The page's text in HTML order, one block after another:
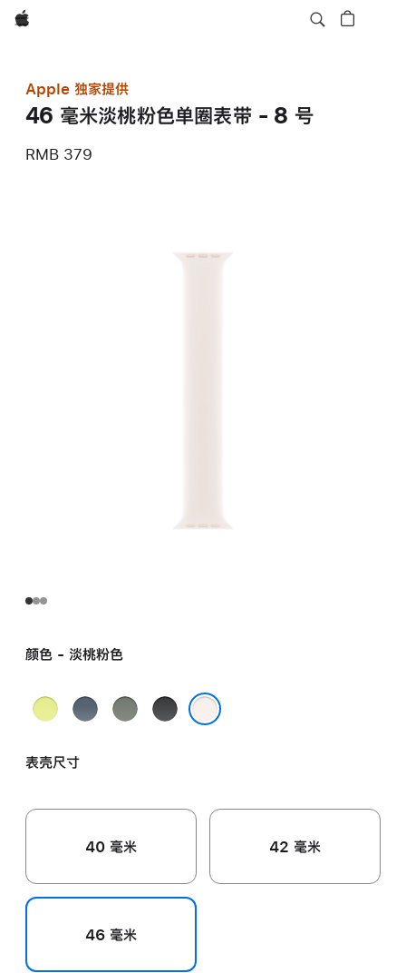
Apple
Apple 独家提供
46 毫米淡桃粉色单圈表带 - 8 号
RMB 379
颜色 - 淡桃粉色
霓
黄
铁
蓝
灰
黑
表壳尺寸
40 毫米 42 毫米
46 毫米